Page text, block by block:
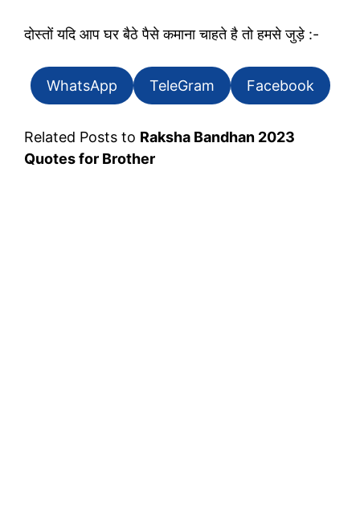
दोस्तों यदि आप घर बैठे पैसे कमाना चाहते है तो हमसे जुड़े :-
WhatsApp TeleGram Facebook
Related Posts to Raksha Bandhan 2023
Quotes for Brother